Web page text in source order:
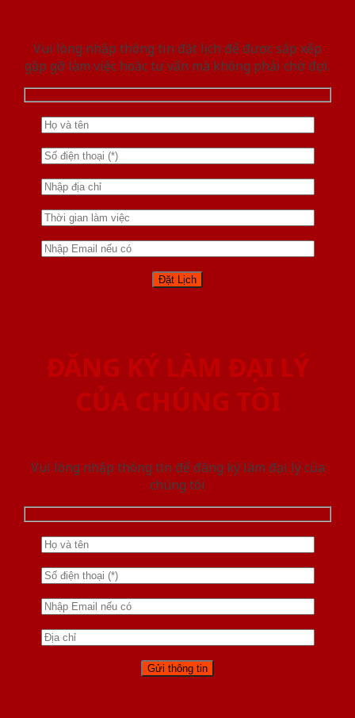
Vui lòng nhập thông tin đặt lịch để được sắp xếp
gặp gỡ làm việc hoăc tư vấn mà không phải chờ đợi.
ĐĂNG KÝ LÀM ĐẠI LÝ
CỦA CHÚNG TÔI
Vui lòng nhập thông tin để đăng ký làm đại lý của
chúng tôi